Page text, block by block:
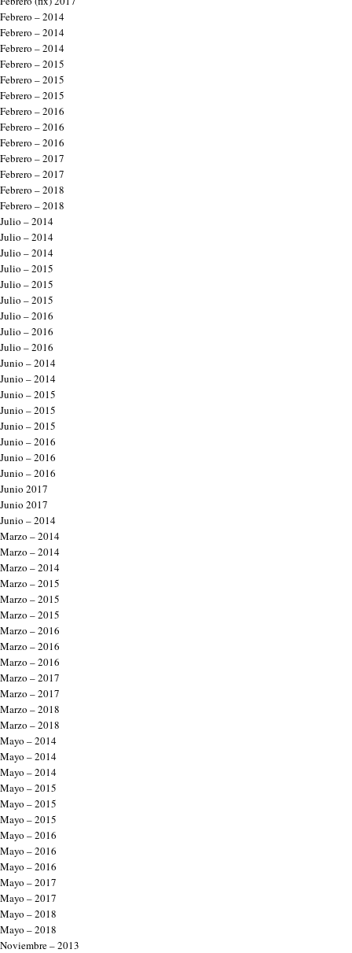
Febrero – 2014
Febrero – 2014
Febrero – 2014
Febrero – 2015
Febrero – 2015
Febrero – 2015
Febrero – 2016
Febrero – 2016
Febrero – 2016
Febrero – 2017
Febrero – 2017
Febrero – 2018
Febrero – 2018
Julio – 2014
Julio – 2014
Julio – 2014
Julio – 2015
Julio – 2015
Julio – 2015
Julio – 2016
Julio – 2016
Julio – 2016
Junio – 2014
Junio – 2014
Junio – 2015
Junio – 2015
Junio – 2015
Junio – 2016
Junio – 2016
Junio – 2016
Junio 2017
Junio 2017
Junio – 2014
Marzo – 2014
Marzo – 2014
Marzo – 2014
Marzo – 2015
Marzo – 2015
Marzo – 2015
Marzo – 2016
Marzo – 2016
Marzo – 2016
Marzo – 2017
Marzo – 2017
Marzo – 2018
Marzo – 2018
Mayo – 2014
Mayo – 2014
Mayo – 2014
Mayo – 2015
Mayo – 2015
Mayo – 2015
Mayo – 2016
Mayo – 2016
Mayo – 2016
Mayo – 2017
Mayo – 2017
Mayo – 2018
Mayo – 2018
Noviembre – 2013